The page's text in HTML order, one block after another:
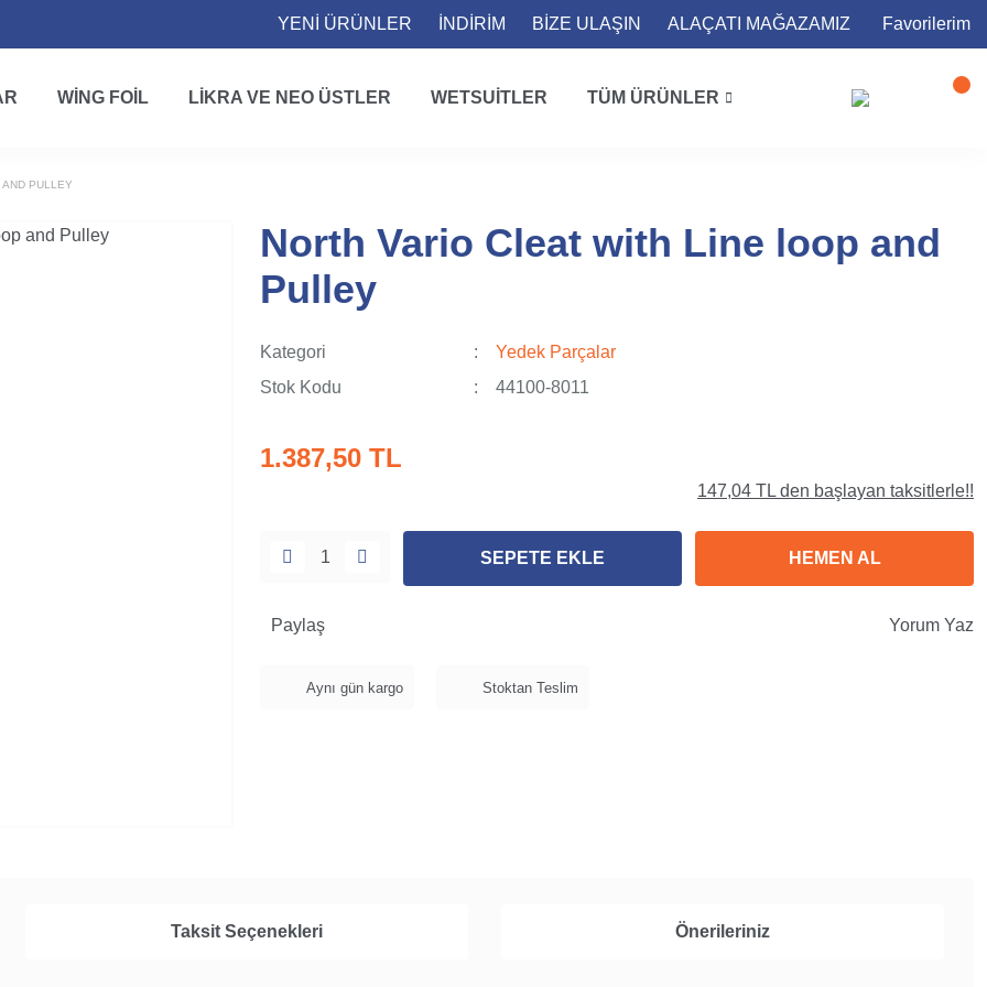
YENİ ÜRÜNLER İNDİRİM BİZE ULAŞIN ALAÇATI MAĞAZAMIZ Favorilerim
WING FOIL LIKRA VE NEO ÜSTLER WETSUITLER TÜM ÜRÜNLER
PULLEY
North Vario Cleat with Line loop and
Pulley
Kategori
Yedek Parçalar
Stok Kodu
44100-8011
1.387,50 TL
147,04 TL den başlayan taksitlerle!!
SEPETE EKLE HEMEN AL
Paylaş Yorum Yaz
Aynı gün kargo Stoktan Teslim
Taksit Seçenekleri Önerileriniz